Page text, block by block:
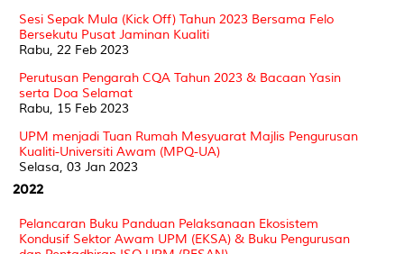
Sesi Sepak Mula (Kick Off) Tahun 2023 Bersama Felo
Bersekutu Pusat Jaminan Kualiti
Rabu, 22 Feb 2023
Perutusan Pengarah CQA Tahun 2023 & Bacaan Yasin
serta Doa Selamat
Rabu, 15 Feb 2023
UPM menjadi Tuan Rumah Mesyuarat Majlis Pengurusan
Kualiti-Universiti Awam (MPQ-UA)
Selasa, 03 Jan 2023
2022
Pelancaran Buku Panduan Pelaksanaan Ekosistem
Kondusif Sektor Awam UPM (EKSA) & Buku Pengurusan